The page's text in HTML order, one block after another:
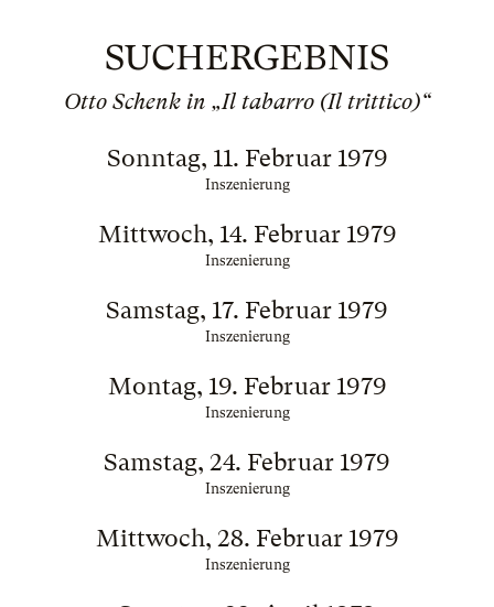
SUCHERGEBNIS
Otto Schenk in „Il tabarro (Il trittico)“
Sonntag, 11. Februar 1979
Inszenierung
Mittwoch, 14. Februar 1979
Inszenierung
Samstag, 17. Februar 1979
Inszenierung
Montag, 19. Februar 1979
Inszenierung
Samstag, 24. Februar 1979
Inszenierung
Mittwoch, 28. Februar 1979
Inszenierung